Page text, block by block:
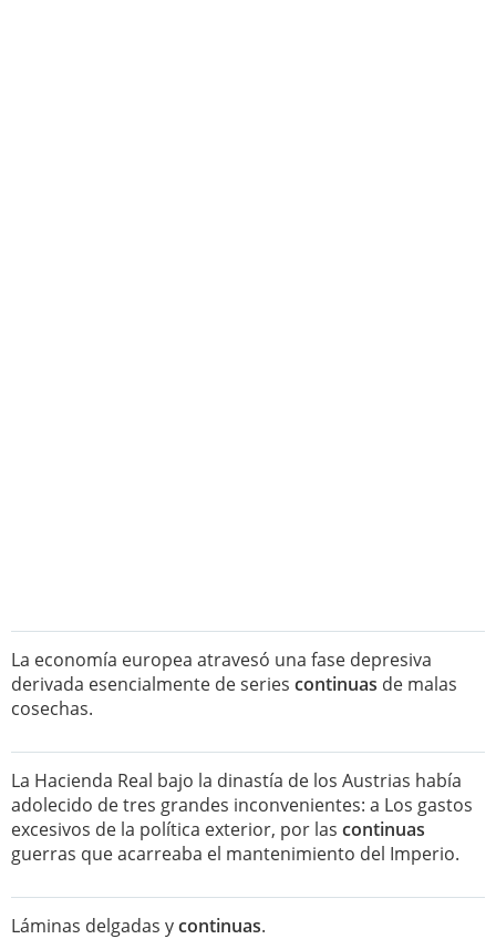
La economía europea atravesó una fase depresiva
derivada esencialmente de series continuas de malas
cosechas.
La Hacienda Real bajo la dinastía de los Austrias había
adolecido de tres grandes inconvenientes: a Los gastos
excesivos de la política exterior, por las continuas
guerras que acarreaba el mantenimiento del Imperio.
Láminas delgadas ycontinuas.